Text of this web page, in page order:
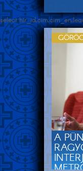
select
A